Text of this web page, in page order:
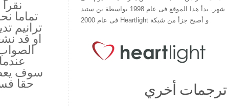
تماما
ترانيم
او قد
شهر. بدأ هذا الموقع فى عام 1998 بواسطة بن ستيد
و أصبح جزأ من شبكة Heartlight فى عام 2000
ترجمات أخري